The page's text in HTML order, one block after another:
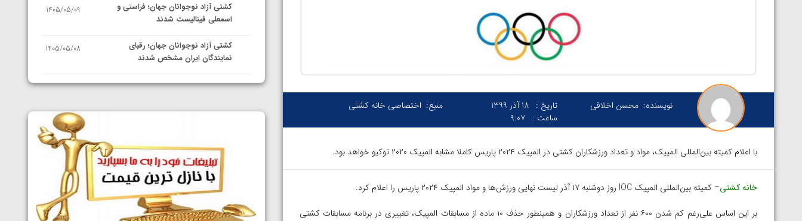
نویسنده: محسن اخلاقی تاریخ : 18 آذر 1399
ساعت : ۹:۰۷
منبع: اختصاصی خانه کشتی
با اعلام کمیته بین‌المللی المپیک، مواد و تعداد ورزشکاران کشتی در المپیک ۲۰۲۴ پاریس کاملا مشابه المپیک ۲۰۲۰ توکیو خواهد بود.
خانه کشتی– کمیته بین‌المللی المپیک IOC روز دوشنبه ۱۷ آذر لیست نهایی ورزش‌ها و مواد المپیک ۲۰۲۴ پاریس را اعلام کرد.
بر این اساس علی‌رغم کم شدن ۶۰۰ نفر از تعداد ورزشکاران و همینطور حذف ۱۰ ماده از مسابقات المپیک، تغییری در برنامه مسابقات کشتی
کشتی آزاد نوجوانان جهان؛ فراستی و
اسمعلی فینالیست شدند
1405/05/09
کشتی آزاد نوجوانان جهان؛ رقبای
نمایندگان ایران مشخص شدند
1405/05/08
کشتی فرنگی نوجوانان جهان؛ سکوی تیمی
1405/05/07
1405/05/06
کشتی فرنگی نوجوان جهان؛ رضایی تنها
طلایی پنج وزن نخست
1405/05/06